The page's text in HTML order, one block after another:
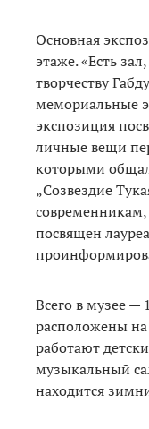
Основная
этаже. «Есть
творчеству
мемориальные
экспозиция
личные вещи
которыми
„Созвездие
посвящен
Всего в музее —
расположены
работают
музыкальный
находится